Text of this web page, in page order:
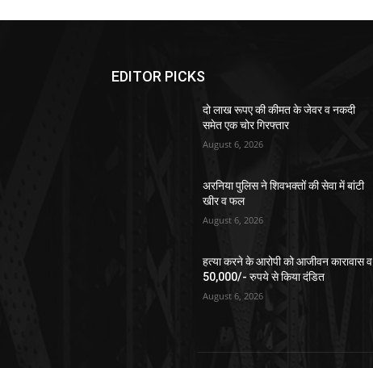
EDITOR PICKS
दो लाख रूपए की कीमत के जेवर व नकदी
समेत एक चोर गिरफ्तार
August 6, 2026
अरनिया पुलिस ने शिवभक्तों की सेवा में बांटी
खीर व फल
August 6, 2026
हत्या करने के आरोपी को आजीवन कारावास व
50,000/- रुपये से किया दंडित
August 6, 2026